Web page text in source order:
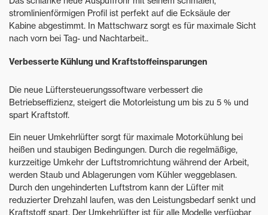
stromlinienförmigen Profil ist perfekt auf die Ecksäule der
Kabine abgestimmt. In Mattschwarz sorgt es für maximale Sicht
nach vorn bei Tag- und Nachtarbeit..
Verbesserte Kühlung und Kraftstoffeinsparungen
Die neue Lüftersteuerungssoftware verbessert die
Betriebseffizienz, steigert die Motorleistung um bis zu 5 % und
spart Kraftstoff.
Ein neuer Umkehrlüfter sorgt für maximale Motorkühlung bei
heißen und staubigen Bedingungen. Durch die regelmäßige,
kurzzeitige Umkehr der Luftstromrichtung während der Arbeit,
werden Staub und Ablagerungen vom Kühler weggeblasen.
Durch den ungehinderten Luftstrom kann der Lüfter mit
reduzierter Drehzahl laufen, was den Leistungsbedarf senkt und
Kraftstoff spart. Der Umkehrlüfter ist für alle Modelle verfügbar